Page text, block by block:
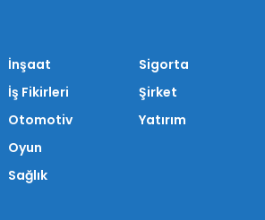
İnşaat
İş Fikirleri
Otomotiv
Oyun
Sağlık
Sigorta
Şirket
Yatırım